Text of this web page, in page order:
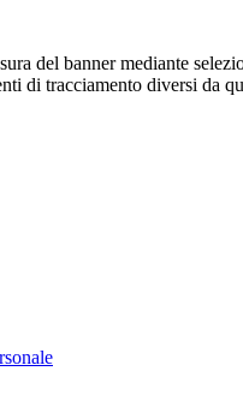
del banner mediante
di tracciamento diversi da